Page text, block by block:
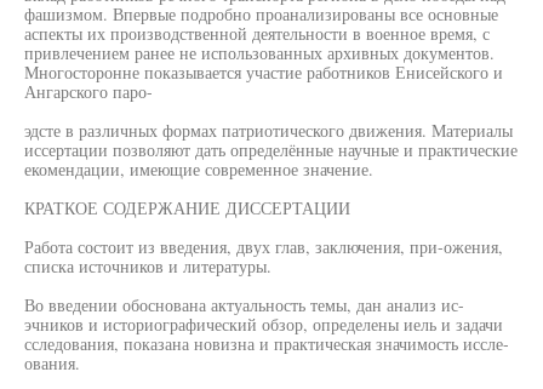
фашизмом. Впервые подробно проанализированы все основные
аспекты их производственной деятельности в военное время, с
привлечением ранее не использованных архивных документов.
Многосторонне показывается участие работников Енисейского и
Ангарского паро-
эдсте в различных формах патриотического движения. Материалы
иссертации позволяют дать определённые научные и практические
екомендации, имеющие современное значение.
КРАТКОЕ СОДЕРЖАНИЕ ДИССЕРТАЦИИ
Работа состоит из введения, двух глав, заключения, при-ожения,
списка источников и литературы.
Во введении обоснована актуальность темы, дан анализ ис-
эчников и историографический обзор, определены иель и задачи
сследования, показана новизна и практическая значимость иссле-
ования.